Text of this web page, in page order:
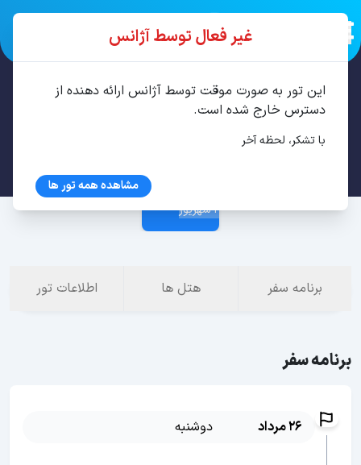
تور تفلیس، باتومی 7 شب مرداد
2 شهریور
برنامه سفر هتل ها اطلاعات تور
برنامه سفر
26 مرداد دوشنبه
غیر فعال توسط آژانس
این تور به صورت موقت توسط آژانس ارائه دهنده از
دسترس خارج شده است.
با تشکر، لحظه آخر
مشاهده همه تور ها